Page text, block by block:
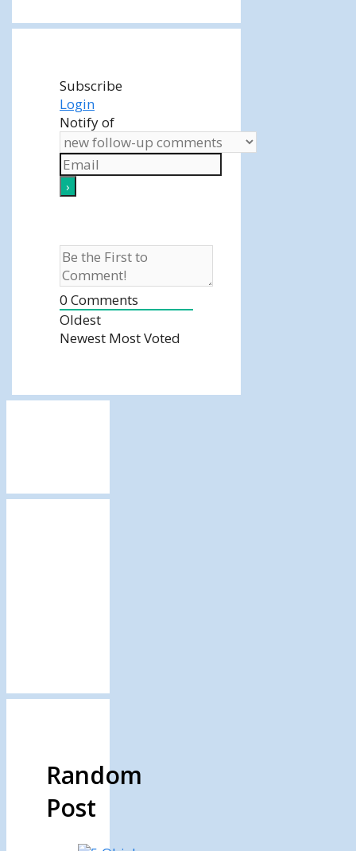
Subscribe
Login
Notify of
0 Comments
Oldest
Newest Most Voted
Random
Post